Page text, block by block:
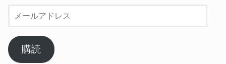
ー
ア
ド
購読